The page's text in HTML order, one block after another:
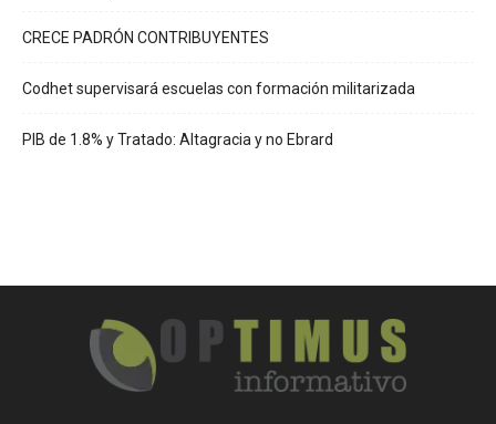
CRECE PADRÓN CONTRIBUYENTES
Codhet supervisará escuelas con formación militarizada
PIB de 1.8% y Tratado: Altagracia y no Ebrard